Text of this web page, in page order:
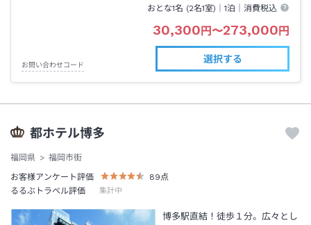
おとな1名 (2名1室)｜1泊 ｜消費税込
30,300 円 〜273,000 円
お問い合わせコード
選択する
都ホテル博多
福岡県
福岡市街
お客様アンケート評価
89 点
るるぶトラベル評価
集計中
博多駅直結！徒歩１分。広々とし